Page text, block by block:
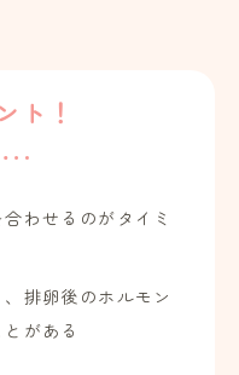
ト！
わせるのがタイミ
排卵後のホルモン
がある